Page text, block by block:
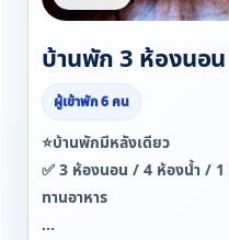
บ้านพัก 3 ห้องนอ
ผู้เข้าพัก 6 คน
⭐บ้านพักมีหลังเดียว
✅ 3 ห้องนอน / 4 ห้องน้ำ /
ทานอาหาร